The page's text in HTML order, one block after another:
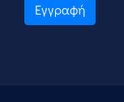
Εγγραφή